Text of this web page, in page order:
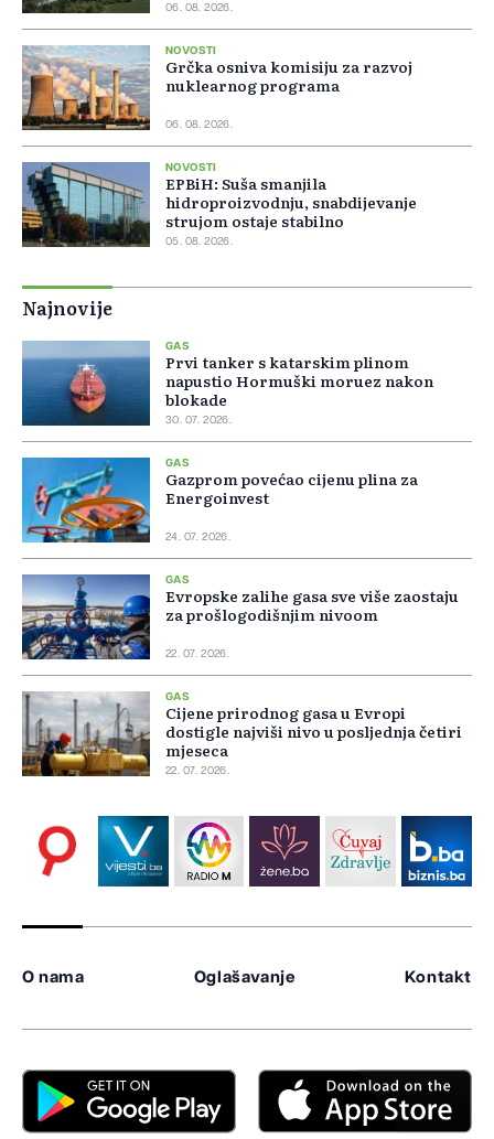
06. 08. 2026.
NOVOSTI
Grčka osniva komisiju za razvoj
nuklearnog programa
06. 08. 2026.
NOVOSTI
EPBiH: Suša smanjila
hidroproizvodnju, snabdijevanje
strujom ostaje stabilno
05. 08. 2026.
Najnovije
GAS
Prvi tanker s katarskim plinom
napustio Hormuški moruez nakon
blokade
30. 07. 2026.
GAS
Gazprom povećao cijenu plina za
Energoinvest
24. 07. 2026.
GAS
Evropske zalihe gasa sve više zaostaju
za prošlogodišnjim nivoom
22. 07. 2026.
GAS
Cijene prirodnog gasa u Evropi
dostigle najviši nivo u posljednja četiri
mjeseca
22. 07. 2026.
O nama Oglašavanje Kontakt